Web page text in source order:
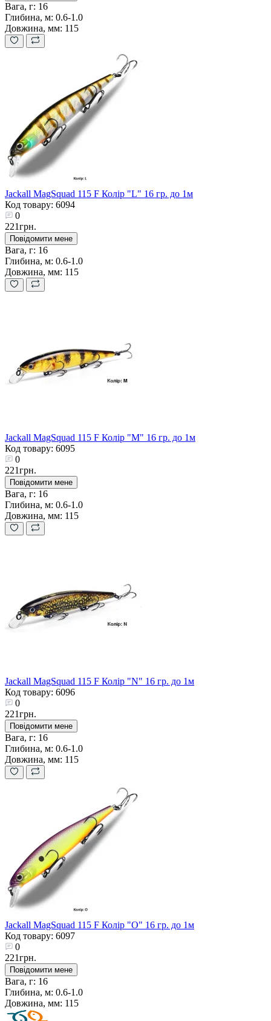
Вага, г: 16
Глибина, м: 0.6-1.0
Довжина, мм: 115
Jackall MagSquad 115 F Колір "L" 16 гр. до 1м
Код товару: 6094
0
221грн.
Повідомити мене
Вага, г: 16
Глибина, м: 0.6-1.0
Довжина, мм: 115
Jackall MagSquad 115 F Колір "M" 16 гр. до 1м
Код товару: 6095
0
221грн.
Повідомити мене
Вага, г: 16
Глибина, м: 0.6-1.0
Довжина, мм: 115
Jackall MagSquad 115 F Колір "N" 16 гр. до 1м
Код товару: 6096
0
221грн.
Повідомити мене
Вага, г: 16
Глибина, м: 0.6-1.0
Довжина, мм: 115
Jackall MagSquad 115 F Колір "O" 16 гр. до 1м
Код товару: 6097
0
221грн.
Повідомити мене
Вага, г: 16
Глибина, м: 0.6-1.0
Довжина, мм: 115